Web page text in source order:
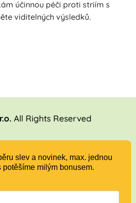
účinnou péči proti striím s
viditelných výsledků.
All Rights Reserved
slev a novinek, max. jednou
potěšíme milým bonusem.